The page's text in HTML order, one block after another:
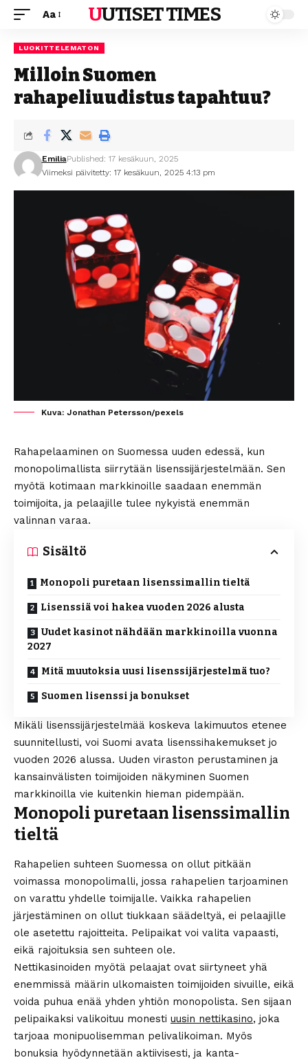
Aa UUTISET TIMES
LUOKITTELEMATON
Milloin Suomen
rahapeliuudistus tapahtuu?
Viimeksi päivitetty: 17 kesäkuun, 2025 4:13 pm
EmiliaPublished: 17 kesäkuun, 2025
Kuva: Jonathan Petersson/pexels
Rahapelaaminen on Suomessa uuden edessä, kun
monopolimallista siirrytään lisenssijärjestelmään. Sen
myötä kotimaan markkinoille saadaan enemmän
toimijoita, ja pelaajille tulee nykyistä enemmän
valinnan varaa.
Sisältö
Monopoli puretaan lisenssimallin tieltä
Lisenssiä voi hakea vuoden 2026 alusta
Uudet kasinot nähdään markkinoilla vuonna
2027
Mitä muutoksia uusi lisenssijärjestelmä tuo?
Suomen lisenssi ja bonukset
Mikäli lisenssijärjestelmää koskeva lakimuutos etenee
suunnitellusti, voi Suomi avata lisenssihakemukset jo
vuoden 2026 alussa. Uuden viraston perustaminen ja
kansainvälisten toimijoiden näkyminen Suomen
markkinoilla vie kuitenkin hieman pidempään.
Monopoli puretaan lisenssimallin
tieltä
Rahapelien suhteen Suomessa on ollut pitkään
voimassa monopolimalli, jossa rahapelien tarjoaminen
on varattu yhdelle toimijalle. Vaikka rahapelien
järjestäminen on ollut tiukkaan säädeltyä, ei pelaajille
ole asetettu rajoitteita. Pelipaikat voi valita vapaasti,
eikä rajoituksia sen suhteen ole.
Nettikasinoiden myötä pelaajat ovat siirtyneet yhä
enemmissä määrin ulkomaisten toimijoiden sivuille, eikä
voida puhua enää yhden yhtiön monopolista. Sen sijaan
pelipaikaksi valikoituu monesti uusin nettikasino, joka
tarjoaa monipuolisemman pelivalikoiman. Myös
bonuksia hyödynnetään aktiivisesti, ja kanta-